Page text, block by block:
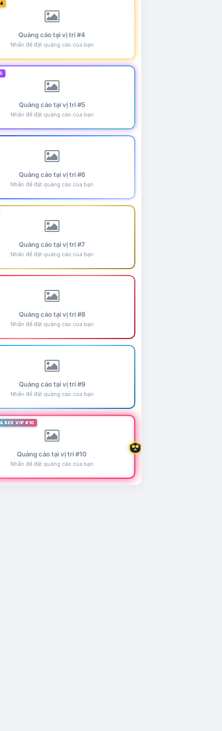
Quảng cáo tại vị trí #4
Nhấn để đặt quảng cáo của bạn
Quảng cáo tại vị trí #5
Nhấn để đặt quảng cáo của bạn
Quảng cáo tại vị trí #6
Nhấn để đặt quảng cáo của bạn
Quảng cáo tại vị trí #7
Nhấn để đặt quảng cáo của bạn
Quảng cáo tại vị trí #8
Nhấn để đặt quảng cáo của bạn
Quảng cáo tại vị trí #9
Nhấn để đặt quảng cáo của bạn
BEE VIP #10
Quảng cáo tại vị trí #10
Nhấn để đặt quảng cáo của bạn